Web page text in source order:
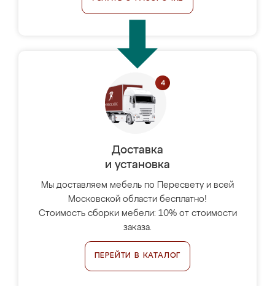
Доставка
и установка
Мы доставляем мебель по Пересвету и всей
Московской области бесплатно!
Стоимость сборки мебели: 10% от стоимости
заказа.
ПЕРЕЙТИ В КАТАЛОГ